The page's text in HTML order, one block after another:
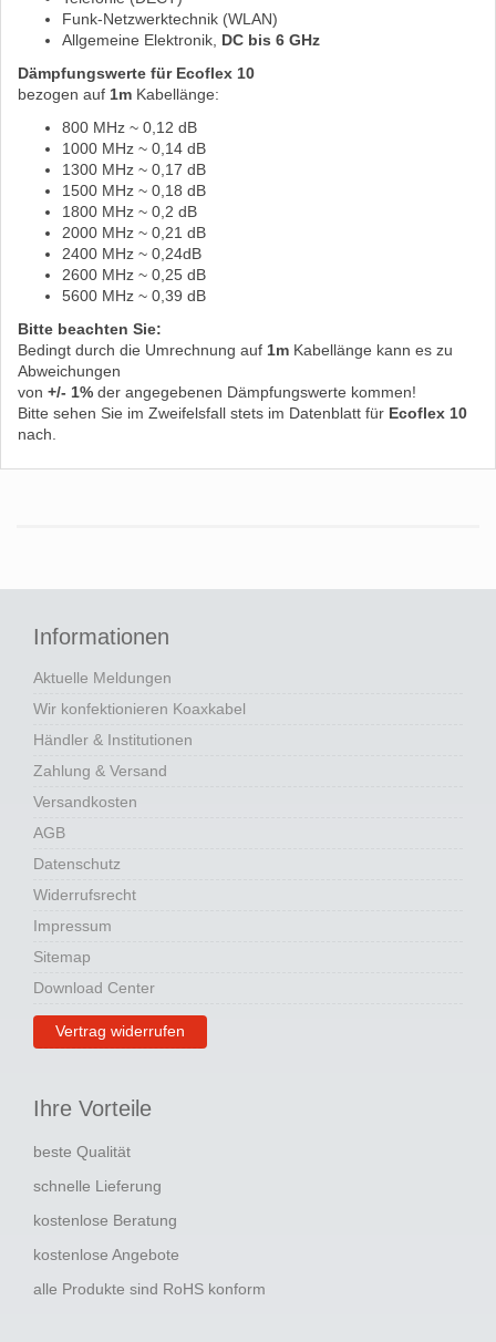
Funk-Netzwerktechnik (WLAN)
Allgemeine Elektronik, DC bis 6 GHz
Dämpfungswerte für Ecoflex 10
bezogen auf 1m Kabellänge:
800 MHz ~ 0,12 dB
1000 MHz ~ 0,14 dB
1300 MHz ~ 0,17 dB
1500 MHz ~ 0,18 dB
1800 MHz ~ 0,2 dB
2000 MHz ~ 0,21 dB
2400 MHz ~ 0,24dB
2600 MHz ~ 0,25 dB
5600 MHz ~ 0,39 dB
Bitte beachten Sie:
Bedingt durch die Umrechnung auf 1m Kabellänge kann es zu
Abweichungen
von +/- 1% der angegebenen Dämpfungswerte kommen!
Bitte sehen Sie im Zweifelsfall stets im Datenblatt für Ecoflex 10
nach.
Informationen
Aktuelle Meldungen
Wir konfektionieren Koaxkabel
Händler & Institutionen
Zahlung & Versand
Versandkosten
AGB
Datenschutz
Widerrufsrecht
Impressum
Sitemap
Download Center
Vertrag widerrufen
Ihre Vorteile
beste Qualität
schnelle Lieferung
kostenlose Beratung
kostenlose Angebote
alle Produkte sind RoHS konform